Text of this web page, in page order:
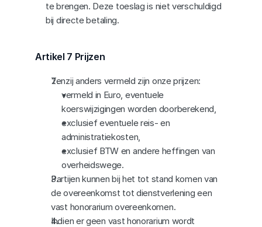
te brengen. Deze toeslag is niet verschuldigd
bij directe betaling.
Artikel 7 Prijzen
Tenzij anders vermeld zijn onze prijzen:
vermeld in Euro, eventuele
koerswijzigingen worden doorberekend,
exclusief eventuele reis- en
administratiekosten,
exclusief BTW en andere heffingen van
overheidswege.
Partijen kunnen bij het tot stand komen van
de overeenkomst tot dienstverlening een
vast honorarium overeenkomen.
Indien er geen vast honorarium wordt